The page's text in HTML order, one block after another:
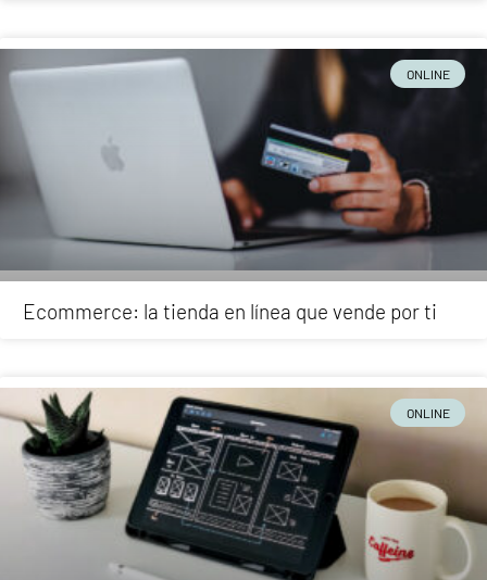
ONLINE
Ecommerce: la tienda en línea que vende por ti
ONLINE